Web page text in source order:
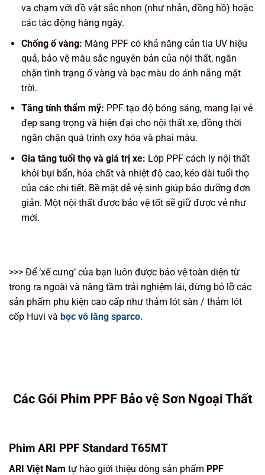
va chạm với đồ vật sắc nhọn (như nhẫn, đồng hồ) hoặc
các tác động hàng ngày.
Chống ố vàng: Màng PPF có khả năng cản tia UV hiệu
quả, bảo vệ màu sắc nguyên bản của nội thất, ngăn
chặn tình trạng ố vàng và bạc màu do ánh nắng mặt
trời.
Tăng tính thẩm mỹ: PPF tạo độ bóng sáng, mang lại vẻ
đẹp sang trọng và hiện đại cho nội thất xe, đồng thời
ngăn chặn quá trình oxy hóa và phai màu.
Gia tăng tuổi thọ và giá trị xe: Lớp PPF cách ly nội thất
khỏi bụi bẩn, hóa chất và nhiệt độ cao, kéo dài tuổi thọ
của các chi tiết. Bề mặt dễ vệ sinh giúp bảo dưỡng đơn
giản. Một nội thất được bảo vệ tốt sẽ giữ được vẻ như
mới.
>>> Để ‘xế cưng’ của bạn luôn được bảo vệ toàn diện từ
trong ra ngoài và nâng tầm trải nghiệm lái, đừng bỏ lỡ các
sản phẩm phụ kiện cao cấp như thảm lót sàn / thảm lót
cốp Huvi và bọc vô lăng sparco.
Các Gói Phim PPF Bảo vệ Sơn Ngoại Thất
Phim ARI PPF Standard T65MT
ARI Việt Nam tự hào giới thiệu dòng sản phẩm PPF